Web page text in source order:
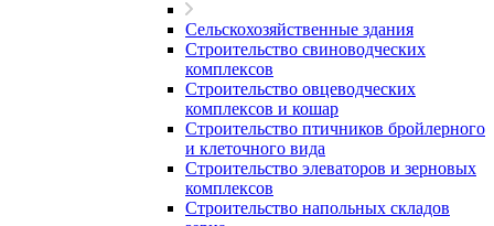
Сельскохозяйственные здания
Строительство свиноводческих
комплексов
Строительство овцеводческих
комплексов и кошар
Строительство птичников бройлерного
и клеточного вида
Строительство элеваторов и зерновых
комплексов
Строительство напольных складов